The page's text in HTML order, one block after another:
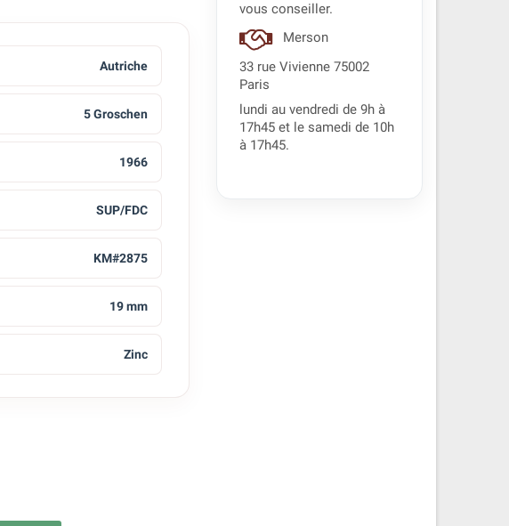
Autriche
5 Groschen
1966
SUP/FDC
KM#2875
19 mm
Zinc
vous conseiller.
Merson
33 rue Vivienne 75002
Paris
lundi au vendredi de 9h à
17h45 et le samedi de 10h
à 17h45.